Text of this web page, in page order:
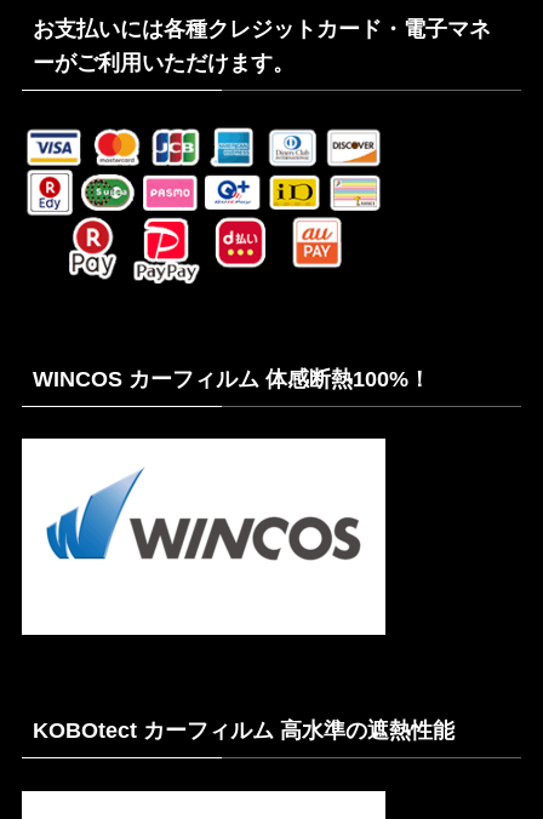
お支払いには各種クレジットカード・電子マネ
ーがご利用いただけます。
WINCOS カーフィルム 体感断熱100%！
KOBOtect カーフィルム 高水準の遮熱性能